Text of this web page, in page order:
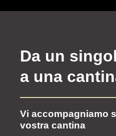
Da un
a una
Vi accompagniamo
vostra cantina